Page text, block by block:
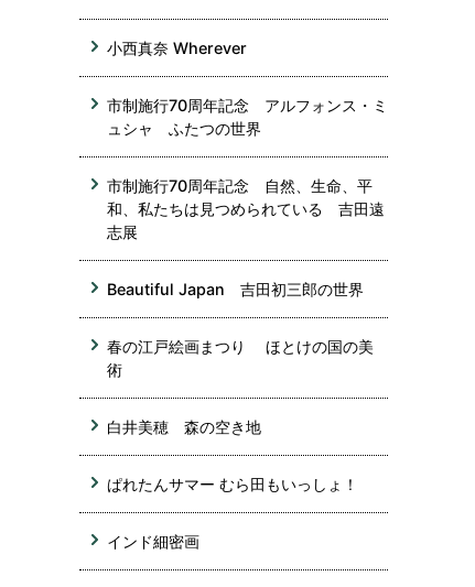
小西真奈 Wherever
市制施行70周年記念 アルフォンス・ミ
ュシャ ふたつの世界
市制施行70周年記念 自然、生命、平
和、私たちは見つめられている 吉田遠
志展
Beautiful Japan 吉田初三郎の世界
春の江戸絵画まつり ほとけの国の美
術
白井美穂 森の空き地
ぱれたんサマー むら田もいっしょ！
インド細密画